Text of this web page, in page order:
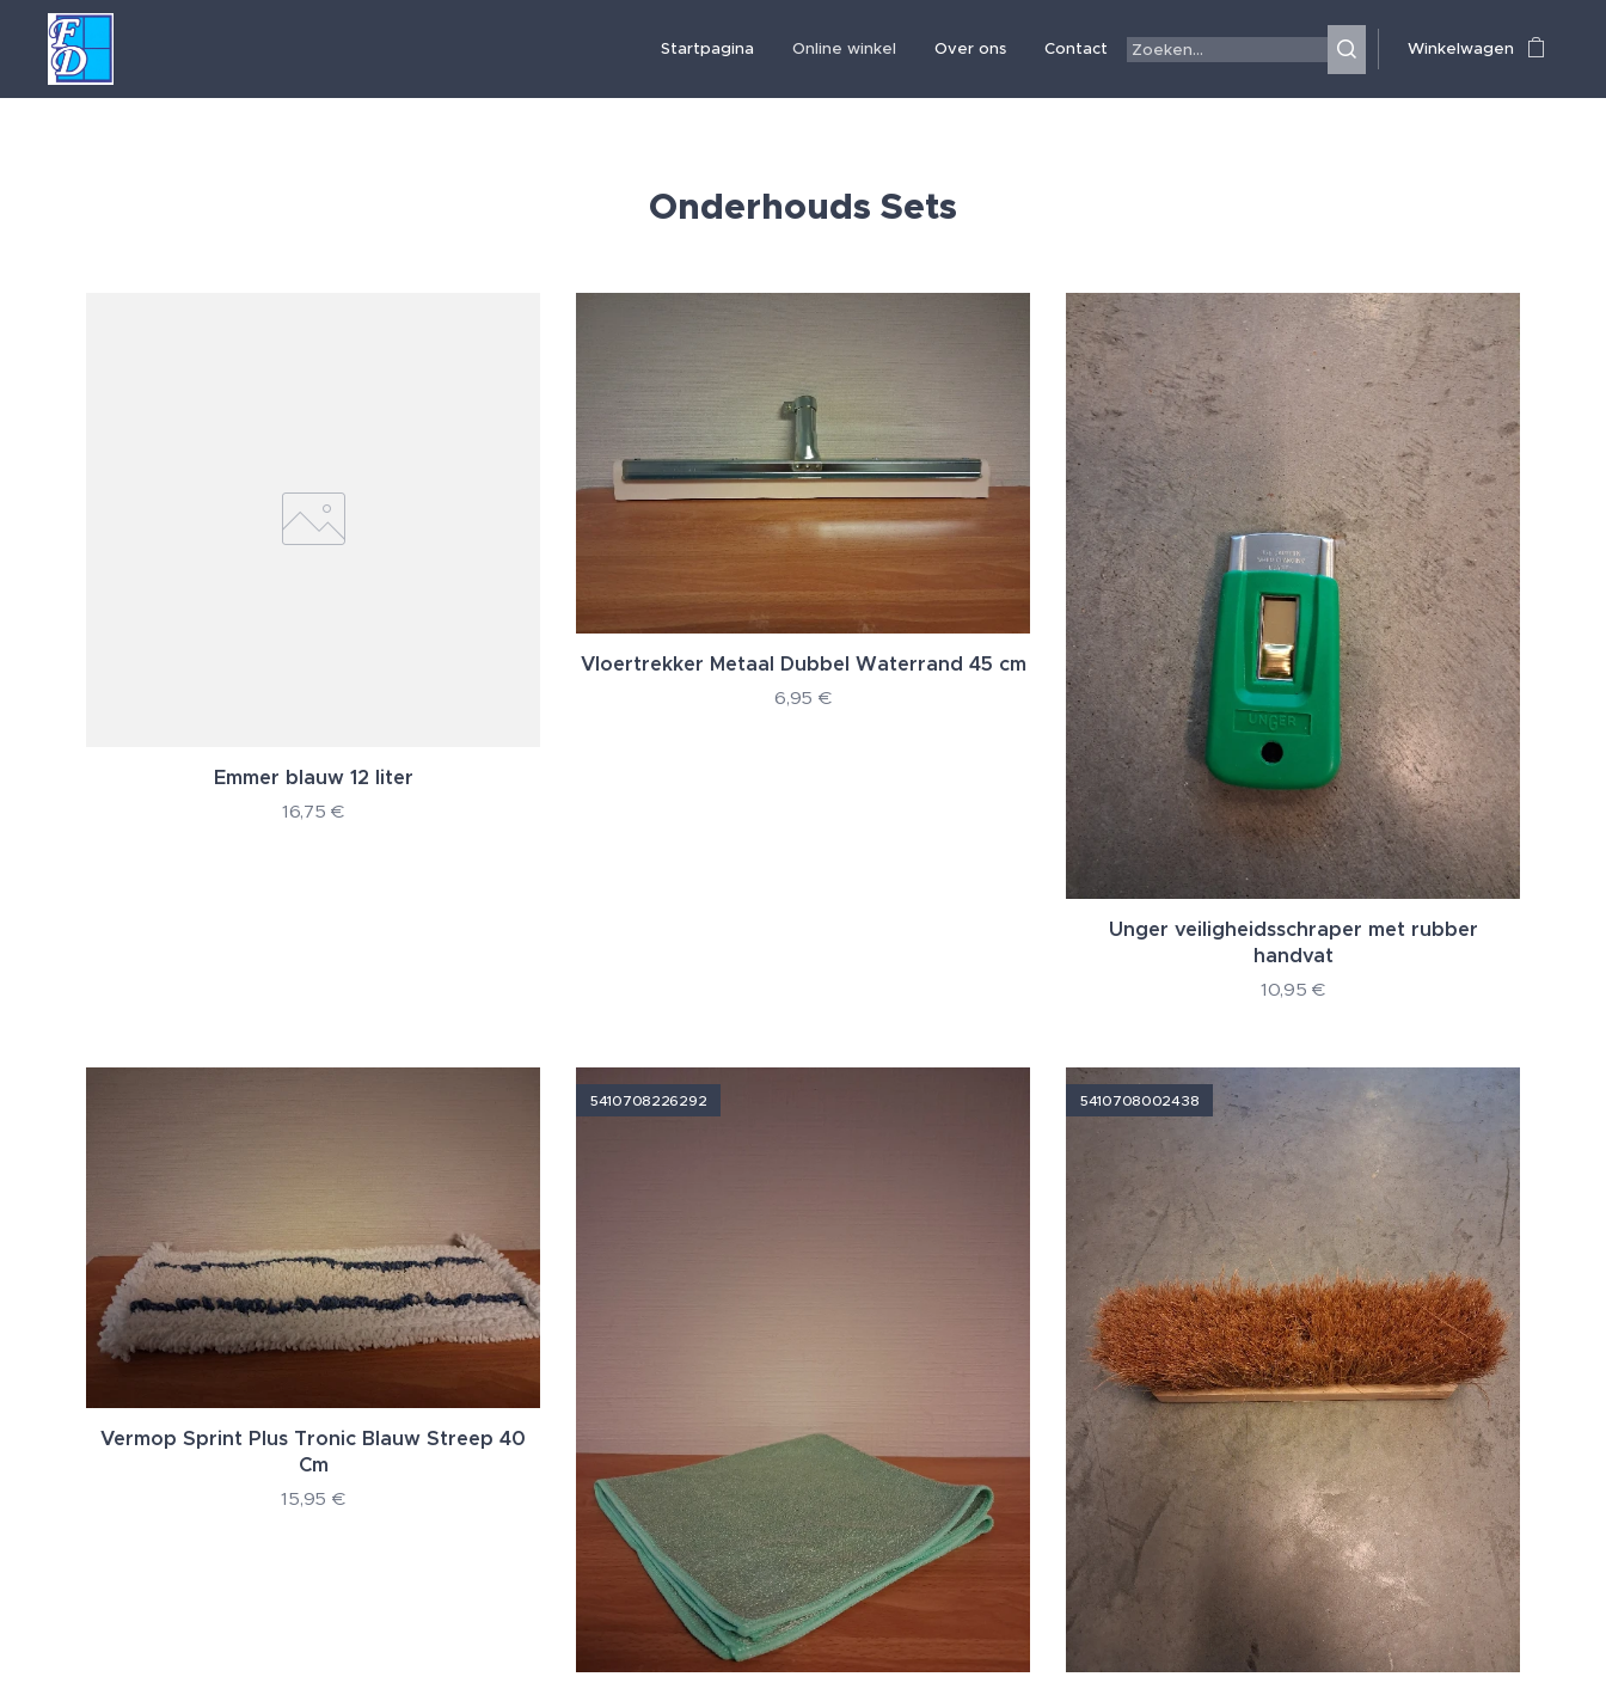
Startpagina Online winkel Over ons Contact Winkelwagen
Onderhouds Sets
Emmer blauw 12 liter
16,75 €
Vloertrekker Metaal Dubbel Waterrand 45 cm
6,95 €
Unger veiligheidsschraper met rubber
handvat
10,95 €
Vermop Sprint Plus Tronic Blauw Streep 40
Cm
15,95 €
5410708226292 5410708002438